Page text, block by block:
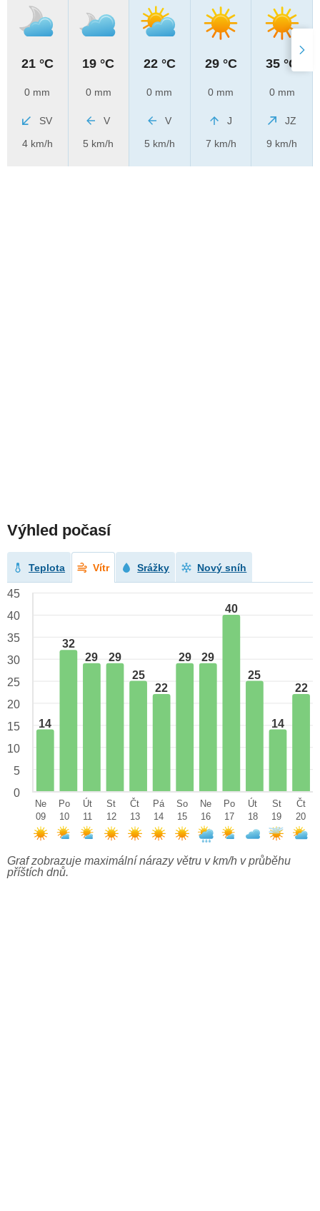
21 °C
0 mm
SV
4 km/h
19 °C
0 mm
V
5 km/h
22 °C
0 mm
V
5 km/h
29 °C
0 mm
J
7 km/h
35 °C
0 mm
JZ
9 km/h
Výhled počasí
Teplota Vítr Srážky Nový sníh
14
32
29
29
25
22
29 29
40
25
14
22
45
40
35
30
25
20
15
10
5
0
Ne
09
Po
10
Út
11
St
12
Čt
13
Pá
14
So
15
Ne
16
Po
17
Út
18
St
19
Čt
20
Graf zobrazuje maximální nárazy větru v km/h v průběhu
příštích dnů.